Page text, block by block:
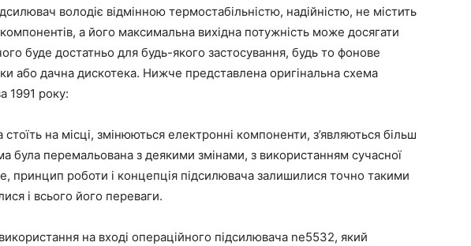
володіє відмінною термостабільністю, надійністю, не містить
а його максимальна вихідна потужність може досягати
буде достатньо для будь-якого застосування, будь то фонове
або дачна дискотека. Нижче представлена оригінальна схема
1991 року:
на місці, змінюються електронні компоненти, з’являються більш
була перемальована з деякими змінами, з використанням сучасної
принцип роботи і концепція підсилювача залишилися точно такими
і всього його переваги.
на вході операційного підсилювача ne5532, який